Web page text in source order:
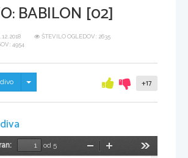
BABILON [02]
ŠTEVILO OGLEDOV: 2635
4954
Skrij/prikaži meni +17
od 5
Pomanjšaj